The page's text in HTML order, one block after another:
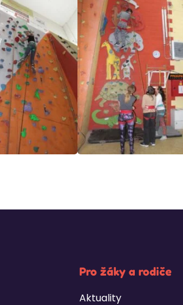
Pro žáky a rodiče
Aktuality